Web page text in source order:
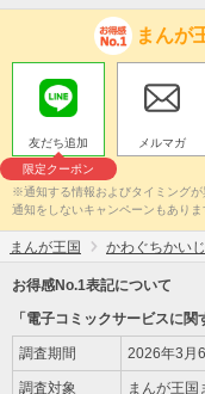
まんが
友だち追加
限定クーポン
メルマガ
※通知する情報およびタイミング
通知をしないキャンペーンもありま
まんが王国 かわぐちかいじ
お得感No.1表記について
「電子コミックサービスに関
調査期間 2026年3月
調査対象 まんが王国